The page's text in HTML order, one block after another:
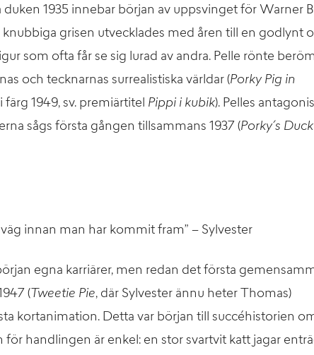
duken 1935 innebar början av uppsvinget för Warner
grisen utvecklades med åren till en godlynt
som ofta får se sig lurad av andra. Pelle rönte beröm
och tecknarnas surrealistiska världar (Porky Pig in
färg 1949, sv. premiärtitel Pippi i kubik). Pelles
sågs första gången tillsammans 1937 (Porky´s Duck
innan man har kommit fram” – Sylvester
egna karriärer, men redan det första
( Tweetie Pie, där Sylvester ännu heter Thomas)
kortanimation. Detta var början till succéhistorien
för handlingen är enkel: en stor svartvit katt jagar